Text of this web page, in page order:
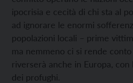
ipocrisia e cecità di chi sta al
ad ignorare le enormi
popolazioni locali – prime
ma nemmeno ci si rende
riverserà anche in Europa,
dei profughi.